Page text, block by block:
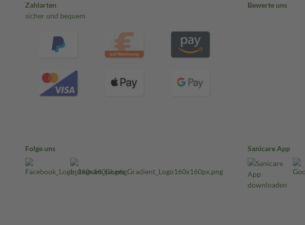
Zahlarten
sicher und bequem
Bewerte uns
Folge uns Sanicare App